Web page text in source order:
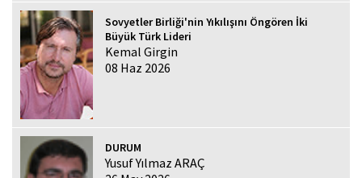
Sovyetler Birliği'nin Yıkılışını Öngören İki
Büyük Türk Lideri
Kemal Girgin
08 Haz 2026
DURUM
Yusuf Yılmaz ARAÇ